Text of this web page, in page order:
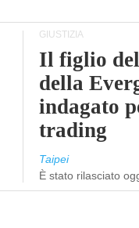
GIUSTIZIA
Il figlio
della
indagato
trading
Taipei
È stato rilasciato